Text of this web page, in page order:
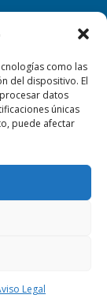
como las
del dispositivo. El
datos
únicas
puede afectar
Legal